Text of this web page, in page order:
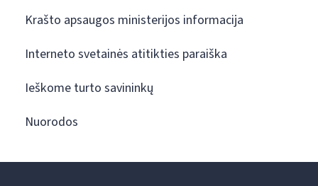
Krašto apsaugos ministerijos informacija
Interneto svetainės atitikties paraiška
Ieškome turto savininkų
Nuorodos